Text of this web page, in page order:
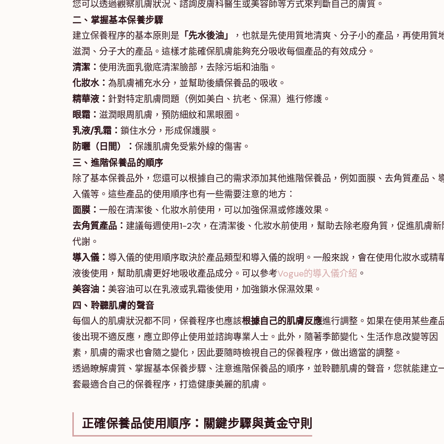
您可以透過觀察肌膚狀況、諮詢皮膚科醫生或美容師等方式來判斷自己的膚質。
二、掌握基本保養步驟
建立保養程序的基本原則是 「先水後油」
，也就是先使用質地清爽、分子小的產品，再使用質
滋潤、分子大的產品。這樣才能確保肌膚能夠充分吸收每個產品的有效成分。
清潔： 使用洗面乳徹底清潔臉部，去除污垢和油脂。
化妝水： 為肌膚補充水分，並幫助後續保養品的吸收。
精華液： 針對特定肌膚問題（例如美白、抗老、保濕）進行修護。
眼霜： 滋潤眼周肌膚，預防細紋和黑眼圈。
乳液/乳霜： 鎖住水分，形成保護膜。
防曬（日間）： 保護肌膚免受紫外線的傷害。
三、進階保養品的順序
除了基本保養品外，您還可以根據自己的需求添加其他進階保養品，例如面膜、去角質產品、
入儀等。這些產品的使用順序也有一些需要注意的地方：
面膜： 一般在清潔後、化妝水前使用，可以加強保濕或修護效果。
去角質產品： 建議每週使用1-2次，在清潔後、化妝水前使用，幫助去除老廢角質，促進肌膚新
代謝。
導入儀： 導入儀的使用順序取決於產品類型和導入儀的說明。一般來說，會在使用化妝水或精
液後使用，幫助肌膚更好地吸收產品成分。可以參考Vogue的導入儀介紹 。
美容油： 美容油可以在乳液或乳霜後使用，加強鎖水保濕效果。
四、聆聽肌膚的聲音
每個人的肌膚狀況都不同，保養程序也應該根據自己的肌膚反應進行調整。如果在使用某些產
後出現不適反應，應立即停止使用並諮詢專業人士。此外，隨著季節變化、生活作息改變等因
素，肌膚的需求也會隨之變化，因此要隨時檢視自己的保養程序，做出適當的調整。
透過瞭解膚質、掌握基本保養步驟、注意進階保養品的順序，並聆聽肌膚的聲音，您就能建立
套最適合自己的保養程序，打造健康美麗的肌膚。
正確保養品使用順序：關鍵步驟與黃金守則